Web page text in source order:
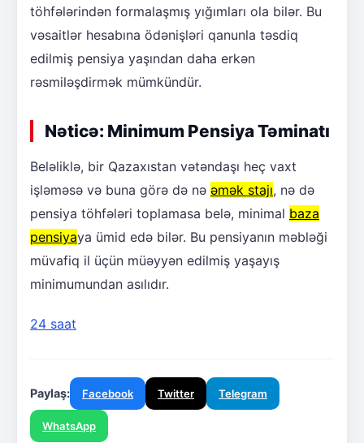
töhfələrindən formalaşmış yığımları ola bilər. Bu
vəsaitlər hesabına ödənişləri qanunla təsdiq
edilmiş pensiya yaşından daha erkən
rəsmiləşdirmək mümkündür.
Nəticə: Minimum Pensiya Təminatı
Beləliklə, bir Qazaxıstan vətəndaşı heç vaxt
işləməsə və buna görə də nə əmək stajı, nə də
pensiya töhfələri toplamasa belə, minimal baza
pensiyaya ümid edə bilər. Bu pensiyanın məbləği
müvafiq il üçün müəyyən edilmiş yaşayış
minimumundan asılıdır.
24 saat
Paylaş: Facebook Twitter Telegram
WhatsApp